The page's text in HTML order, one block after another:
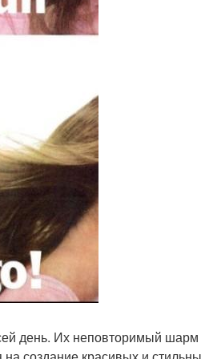
день. Их неповторимый шарм